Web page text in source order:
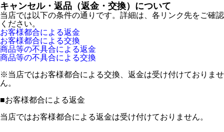
キャンセル・返品（返金・交換）について
当店では以下の条件の通りです。詳細は、各リンク先をご確認
ください。
お客様都合による返金
お客様都合による交換
商品等の不具合による返金
商品等の不具合による交換
※当店ではお客様都合による交換、返金は受け付けておりませ
ん。
■お客様都合による返金
当店ではお客様都合による返金は受け付けておりません。